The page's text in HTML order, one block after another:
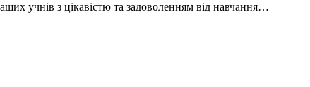
учнів з цікавістю та задоволенням від навчання…